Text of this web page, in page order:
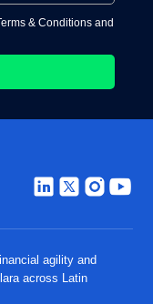
& Conditions and
agility and
across Latin